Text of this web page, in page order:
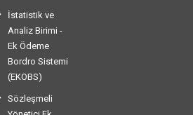
İstatistik ve
Analiz Birimi -
Ek Ödeme
Bordro Sistemi
(EKOBS)
Sözleşmeli